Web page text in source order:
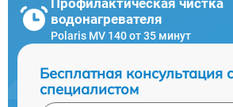
Профилактическая чистка
водонагревателя
Polaris MV 140 от 35 минут
Бесплатная консультация
специалистом